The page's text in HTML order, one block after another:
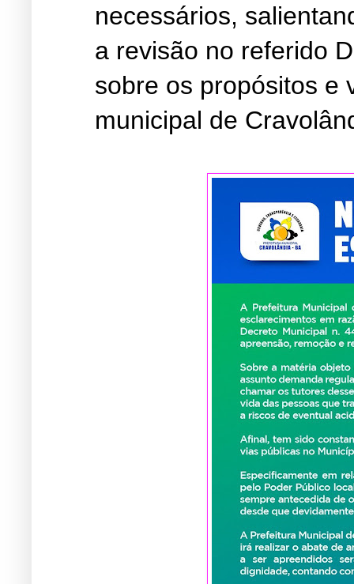
necessários,
a revisão no referido
sobre os propósitos e
municipal de